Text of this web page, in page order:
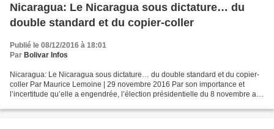
Nicaragua: Le Nicaragua sous dictature… du
double standard et du copier-coller
Publié le 08/12/2016 à 18:01
Par Bolivar Infos
Nicaragua: Le Nicaragua sous dictature… du double standard et du copier-
coller Par Maurice Lemoine | 29 novembre 2016 Par son importance et
l’incertitude qu’elle a engendrée, l’élection présidentielle du 8 novembre aux